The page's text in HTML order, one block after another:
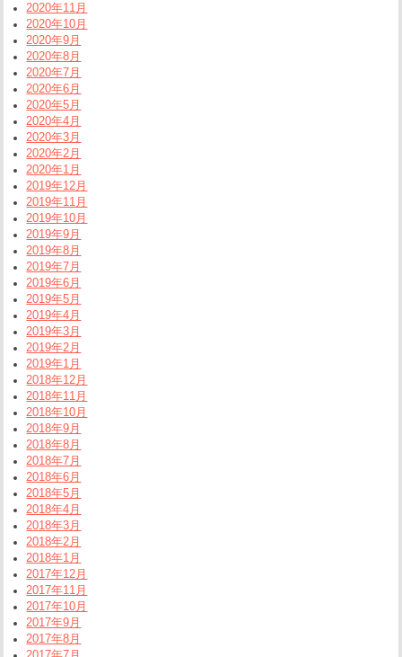
2020年11月
2020年10月
2020年9月
2020年8月
2020年7月
2020年6月
2020年5月
2020年4月
2020年3月
2020年2月
2020年1月
2019年12月
2019年11月
2019年10月
2019年9月
2019年8月
2019年7月
2019年6月
2019年5月
2019年4月
2019年3月
2019年2月
2019年1月
2018年12月
2018年11月
2018年10月
2018年9月
2018年8月
2018年7月
2018年6月
2018年5月
2018年4月
2018年3月
2018年2月
2018年1月
2017年12月
2017年11月
2017年10月
2017年9月
2017年8月